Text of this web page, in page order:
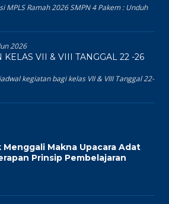
MPLS Ramah 2026 SMPN 4 Pakem : Unduh
2026
KELAS VII & VIII TANGGAL 22 -26
kegiatan bagi kelas VII & VIII Tanggal 22-
Makna Upacara Adat
Prinsip Pembelajaran